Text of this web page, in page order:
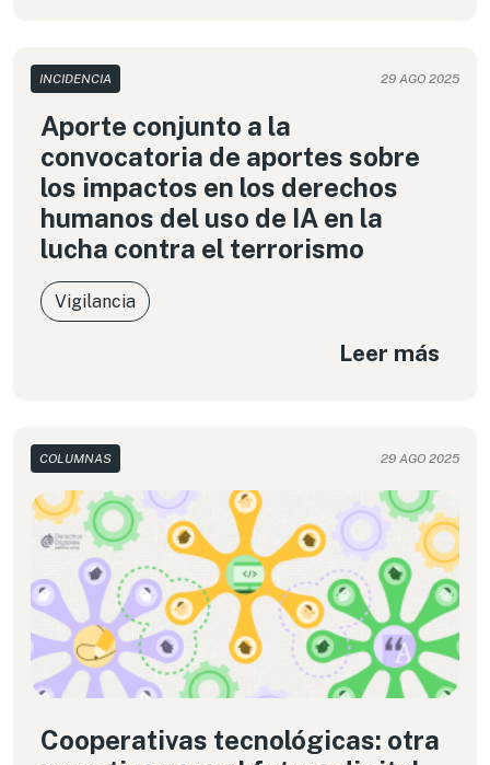
las implicaciones del uso de ciertas herramientas
presentadas como más eficientes, sobre nuestra
privacidad y cómo protegernos.
INCIDENCIA 29 AGO 2025
Aporte conjunto a la
convocatoria de aportes sobre
los impactos en los derechos
humanos del uso de IA en la
lucha contra el terrorismo
Vigilancia
Leer más
COLUMNAS 29 AGO 2025
Cooperativas tecnológicas: otra